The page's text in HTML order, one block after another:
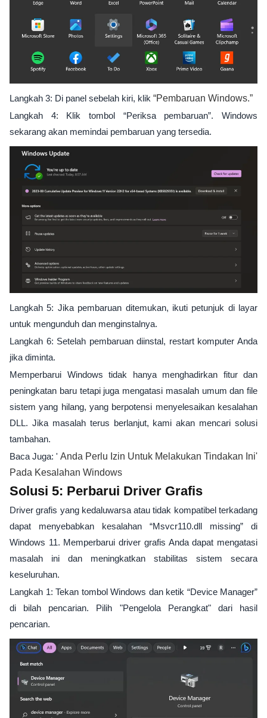
Langkah 3: Di panel sebelah kiri, klik “Pembaruan Windows.”
Langkah 4: Klik tombol “Periksa pembaruan”. Windows
sekarang akan memindai pembaruan yang tersedia.
Langkah 5: Jika pembaruan ditemukan, ikuti petunjuk di layar
untuk mengunduh dan menginstalnya.
Langkah 6: Setelah pembaruan diinstal, restart komputer Anda
jika diminta.
Memperbarui Windows tidak hanya menghadirkan fitur dan
peningkatan baru tetapi juga mengatasi masalah umum dan file
sistem yang hilang, yang berpotensi menyelesaikan kesalahan
DLL. Jika masalah terus berlanjut, kami akan mencari solusi
tambahan.
Baca Juga: ' Anda Perlu Izin Untuk Melakukan Tindakan Ini'
Pada Kesalahan Windows
Solusi 5: Perbarui Driver Grafis
Driver grafis yang kedaluwarsa atau tidak kompatibel terkadang
dapat menyebabkan kesalahan “Msvcr110.dll missing” di
Windows 11. Memperbarui driver grafis Anda dapat mengatasi
masalah ini dan meningkatkan stabilitas sistem secara
keseluruhan.
Langkah 1: Tekan tombol Windows dan ketik “Device Manager”
di bilah pencarian. Pilih "Pengelola Perangkat" dari hasil
pencarian.